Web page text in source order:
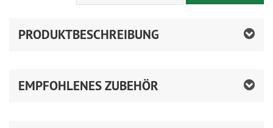
PRODUKTBESCHREIBUNG
EMPFOHLENES ZUBEHÖR